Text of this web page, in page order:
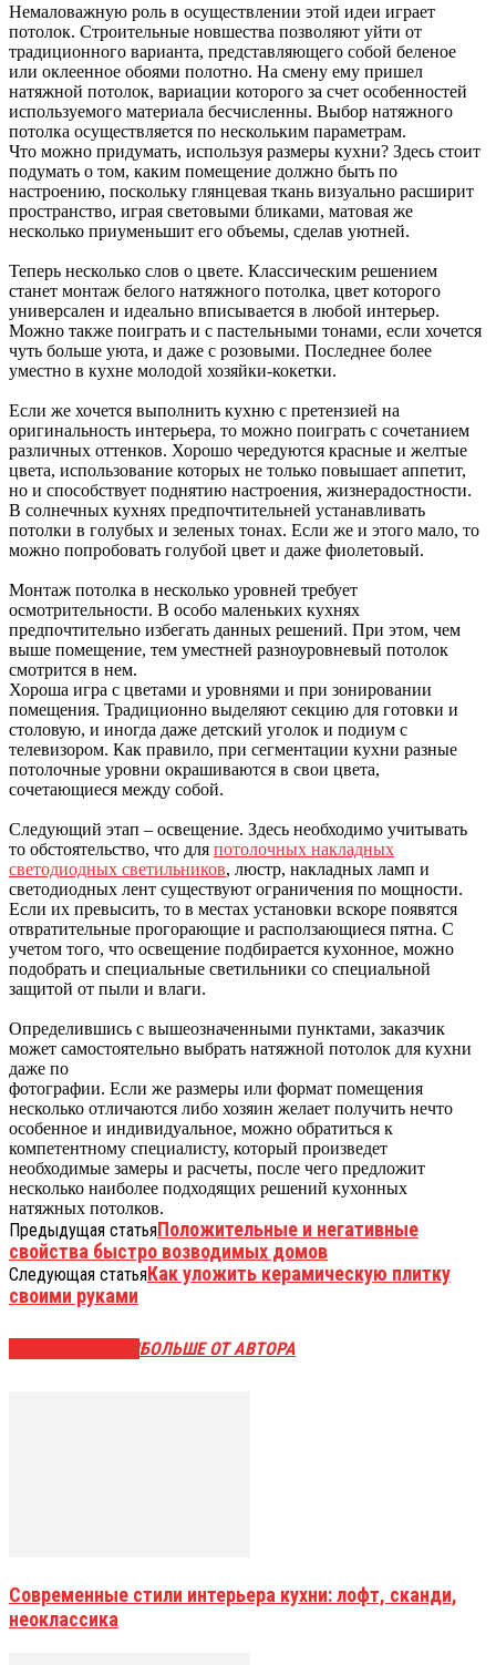
Немаловажную роль в осуществлении этой идеи играет
потолок. Строительные новшества позволяют уйти от
традиционного варианта, представляющего собой беленое
или оклеенное обоями полотно. На смену ему пришел
натяжной потолок, вариации которого за счет особенностей
используемого материала бесчисленны. Выбор натяжного
потолка осуществляется по нескольким параметрам.
Что можно придумать, используя размеры кухни? Здесь стоит
подумать о том, каким помещение должно быть по
настроению, поскольку глянцевая ткань визуально расширит
пространство, играя световыми бликами, матовая же
несколько приуменьшит его объемы, сделав уютней.
Теперь несколько слов о цвете. Классическим решением
станет монтаж белого натяжного потолка, цвет которого
универсален и идеально вписывается в любой интерьер.
Можно также поиграть и с пастельными тонами, если хочется
чуть больше уюта, и даже с розовыми. Последнее более
уместно в кухне молодой хозяйки-кокетки.
Если же хочется выполнить кухню с претензией на
оригинальность интерьера, то можно поиграть с сочетанием
различных оттенков. Хорошо чередуются красные и желтые
цвета, использование которых не только повышает аппетит,
но и способствует поднятию настроения, жизнерадостности.
В солнечных кухнях предпочтительней устанавливать
потолки в голубых и зеленых тонах. Если же и этого мало, то
можно попробовать голубой цвет и даже фиолетовый.
Монтаж потолка в несколько уровней требует
осмотрительности. В особо маленьких кухнях
предпочтительно избегать данных решений. При этом, чем
выше помещение, тем уместней разноуровневый потолок
смотрится в нем.
Хороша игра с цветами и уровнями и при зонировании
помещения. Традиционно выделяют секцию для готовки и
столовую, и иногда даже детский уголок и подиум с
телевизором. Как правило, при сегментации кухни разные
потолочные уровни окрашиваются в свои цвета,
сочетающиеся между собой.
Следующий этап – освещение. Здесь необходимо учитывать
то обстоятельство, что для потолочных накладных
светодиодных светильников, люстр, накладных ламп и
светодиодных лент существуют ограничения по мощности.
Если их превысить, то в местах установки вскоре появятся
отвратительные прогорающие и расползающиеся пятна. С
учетом того, что освещение подбирается кухонное, можно
подобрать и специальные светильники со специальной
защитой от пыли и влаги.
Определившись с вышеозначенными пунктами, заказчик
может самостоятельно выбрать натяжной потолок для кухни
даже по
фотографии. Если же размеры или формат помещения
несколько отличаются либо хозяин желает получить нечто
особенное и индивидуальное, можно обратиться к
компетентному специалисту, который произведет
необходимые замеры и расчеты, после чего предложит
несколько наиболее подходящих решений кухонных
натяжных потолков.
Предыдущая статьяПоложительные и негативные
свойства быстро возводимых домов
Следующая статьяКак уложить керамическую плитку
своими руками
БОЛЬШЕ ОТ АВТОРА
Современные стили интерьера кухни: лофт, сканди,
неоклассика